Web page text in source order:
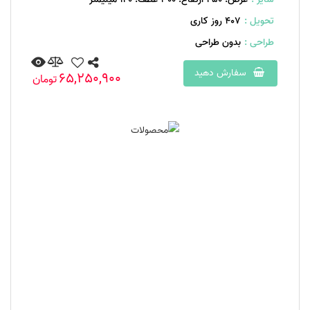
تحویل : 407 روز کاری
طراحی : بدون طراحی
سفارش دهید
65,250,900تومان